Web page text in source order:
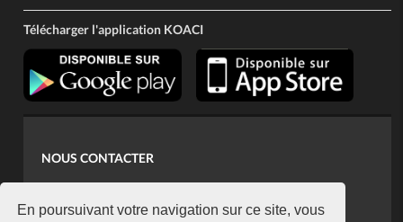
En poursuivant votre navigation sur ce site, vous
Télécharger l'application KOACI
NOUS CONTACTER
koaci@yahoo.fr